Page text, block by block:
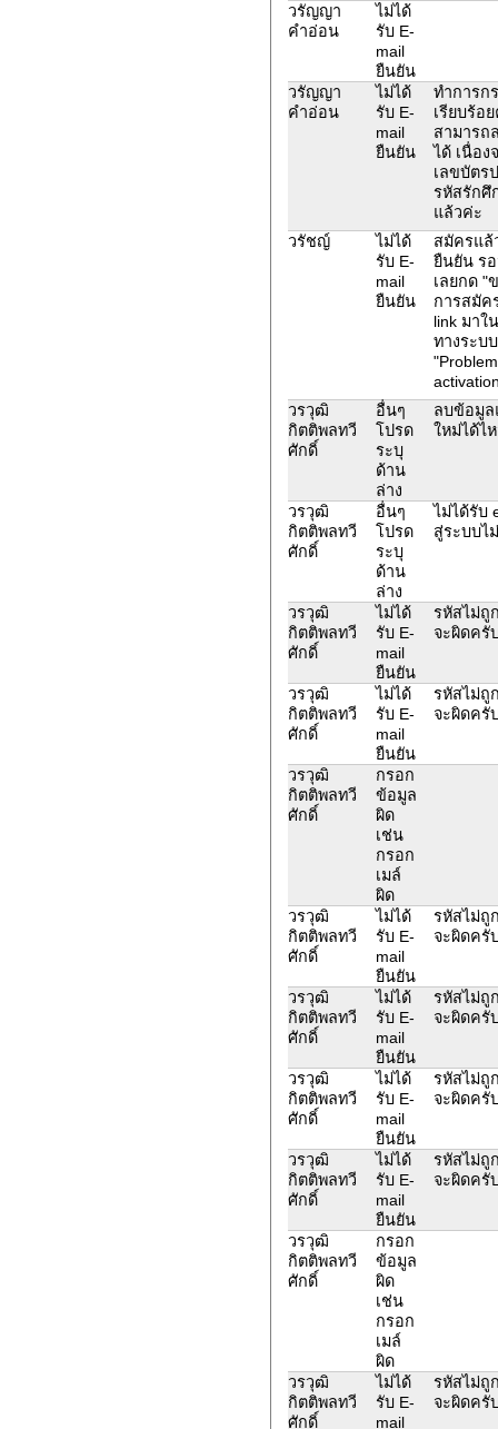
วรัญญา
คำอ่อน
ไม่ได้
รับ E-
mail
ยืนยัน
วรัญญา
คำอ่อน
ไม่ได้
รับ E-
mail
ยืนยัน
ทำการก
เรียบร้อ
สามารถ
ได้ เนื่อง
เลขบัตร
รหัสรักศึ
แล้วค่ะ
วรัชญ์
ไม่ได้
รับ E-
mail
ยืนยัน
สมัครแล้
ยืนยัน ร
เลยกด "
การสมัค
link มาใ
ทางระบ
วรวุฒิ
กิตติพลทวี
ศักดิ์
อื่นๆ
โปรด
ระบุ
ด้าน
ล่าง
ลบข้อมู
ใหม่ได้ไ
วรวุฒิ
กิตติพลทวี
ศักดิ์
อื่นๆ
โปรด
ระบุ
ด้าน
ล่าง
ไม่ได้รับ
สู่ระบบไ
วรวุฒิ
กิตติพลทวี
ศักดิ์
ไม่ได้
รับ E-
mail
ยืนยัน
รหัสไม่ถู
จะผิดครั
วรวุฒิ
กิตติพลทวี
ศักดิ์
ไม่ได้
รับ E-
mail
ยืนยัน
รหัสไม่ถู
จะผิดครั
วรวุฒิ
กิตติพลทวี
ศักดิ์
กรอก
ข้อมูล
ผิด
เช่น
กรอก
เมล์
ผิด
วรวุฒิ
กิตติพลทวี
ศักดิ์
ไม่ได้
รับ E-
mail
ยืนยัน
รหัสไม่ถู
จะผิดครั
วรวุฒิ
กิตติพลทวี
ศักดิ์
ไม่ได้
รับ E-
mail
ยืนยัน
รหัสไม่ถู
จะผิดครั
วรวุฒิ
กิตติพลทวี
ศักดิ์
ไม่ได้
รับ E-
mail
ยืนยัน
รหัสไม่ถู
จะผิดครั
วรวุฒิ
กิตติพลทวี
ศักดิ์
ไม่ได้
รับ E-
mail
ยืนยัน
รหัสไม่ถู
จะผิดครั
วรวุฒิ
กิตติพลทวี
ศักดิ์
กรอก
ข้อมูล
ผิด
เช่น
กรอก
เมล์
ผิด
วรวุฒิ
กิตติพลทวี
ศักดิ์
ไม่ได้
รับ E-
mail
รหัสไม่ถู
จะผิดครั